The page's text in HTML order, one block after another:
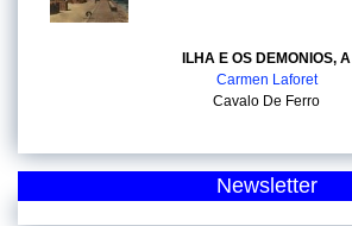
ILHA E OS DEMONIOS, A
Carmen Laforet
Cavalo De Ferro
Newsletter